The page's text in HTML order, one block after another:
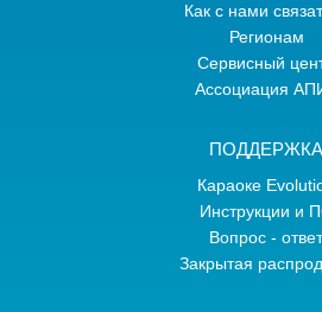
Как с нами
Регионам
Сервисный
Ассоциация
ПОДДЕРЖКА
Караоке
Инструкции и
Вопрос - ответ
Закрытая